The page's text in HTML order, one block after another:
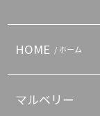
HOME / ホーム
マルベリー